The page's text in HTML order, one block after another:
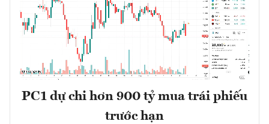
PC1 dự chi hơn 900 tỷ mua trái phiếu
trước hạn